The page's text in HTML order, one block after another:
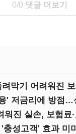
0/0 댓글 더보기
성고객' 효과 미미